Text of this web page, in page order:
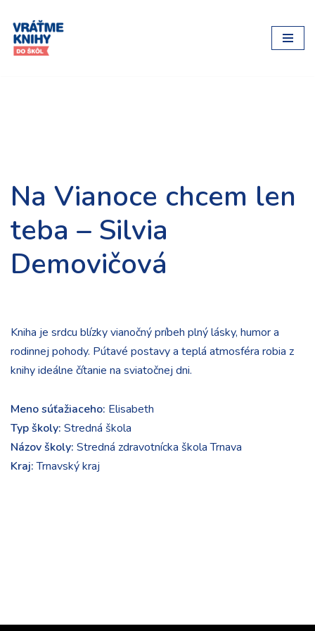
Preskočiť
na
Na Vianoce chcem len
teba – Silvia
Demovičová
Kniha je srdcu blízky vianočný príbeh plný lásky, humor a
rodinnej pohody. Pútavé postavy a teplá atmosféra robia z
knihy ideálne čítanie na sviatočnej dni.
Meno súťažiaceho: Elisabeth
Typ školy: Stredná škola
Názov školy: Stredná zdravotnícka škola Trnava
Kraj:Trnavský kraj